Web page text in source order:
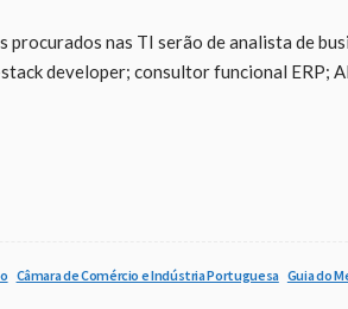
procurados nas TI serão de analista de
developer; consultor funcional ERP;
Câmara de Comércio e Indústria Portuguesa Guia do